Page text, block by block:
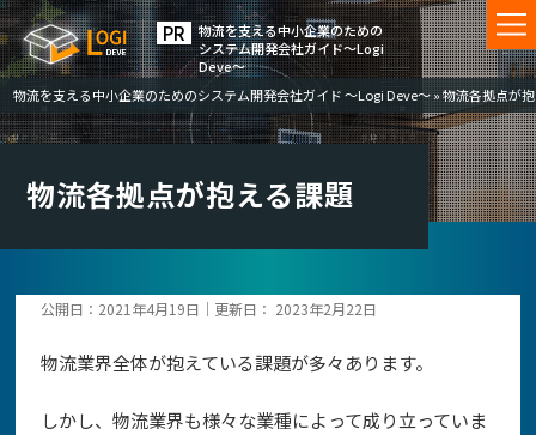
物流を⽀える中⼩企業のための
システム開発会社ガイド〜Logi
Deve〜
物流を支える中小企業のためのシステム開発会社ガイド ～Logi Deve～»物流各拠点が
物流各拠点が抱える課題
公開日： 2021年4月19日 ｜更新日： 2023年2月22日
物流業界全体が抱えている課題が多々あります。
しかし、物流業界も様々な業種によって成り立っていま